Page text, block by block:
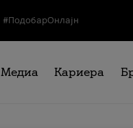
#ПодобарОнлајн
Медиа Кариера